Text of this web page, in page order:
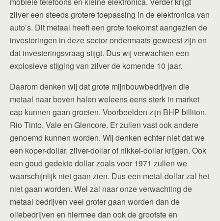
zilver een steeds grotere toepassing in de elektronica van
auto’s. Dit metaal heeft een grote toekomst aangezien de
investeringen in deze sector ondermaats geweest zijn en
dat investeringsvraag stijgt. Dus wij verwachten een
explosieve stijging van zilver de komende 10 jaar.
Daarom denken wij dat grote mijnbouwbedrijven die
metaal naar boven halen weleens eens sterk in market
cap kunnen gaan groeien. Voorbeelden zijn BHP billiton,
Rio Tinto, Vale en Glencore. Er zullen vast ook andere
genoemd kunnen worden. Wij denken echter niet dat we
een koper-dollar, zilver-dollar of nikkel-dollar krijgen. Ook
een goud gedekte dollar zoals voor 1971 zullen we
waarschijnlijk niet gaan zien. Dus een metal-dollar zal het
niet gaan worden. Wel zal naar onze verwachting de
metaal bedrijven veel groter gaan worden dan de
oliebedrijven en hiermee dan ook de grootste en